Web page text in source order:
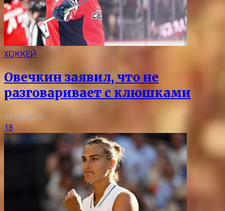
ХОККЕЙ
Овечкин заявил, что не
разговаривает с клюшками
08.08.2026
18